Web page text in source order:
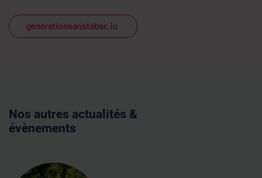
generationsanstabac.lu
Nos autres actualités &
évènements